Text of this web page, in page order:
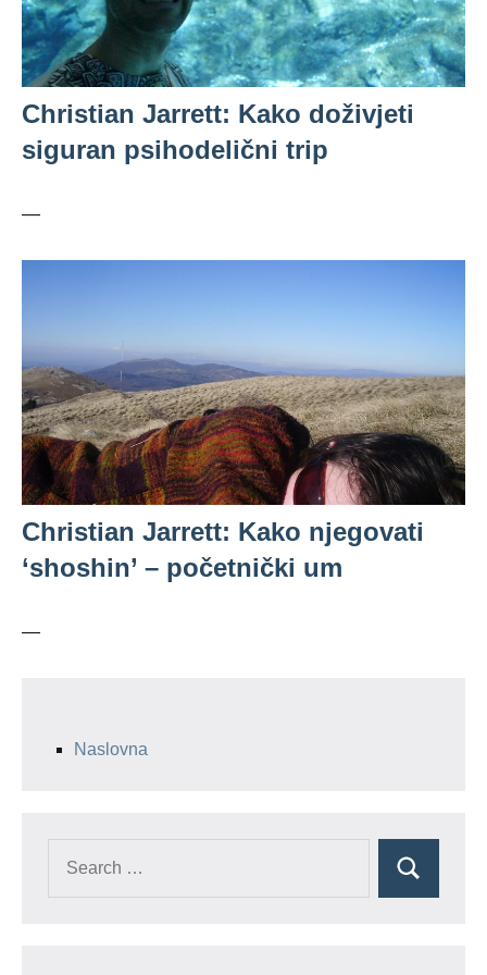
Christian Jarrett: Kako doživjeti
siguran psihodelični trip
—
Christian Jarrett: Kako njegovati
‘shoshin’ – početnički um
—
Naslovna
Search